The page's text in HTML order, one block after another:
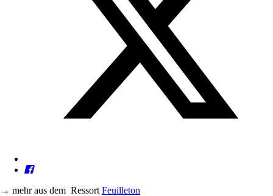
→ mehr aus dem Ressort Feuilleton